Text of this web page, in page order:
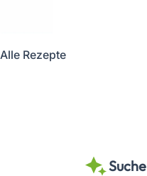
Alle Rezepte
Suche